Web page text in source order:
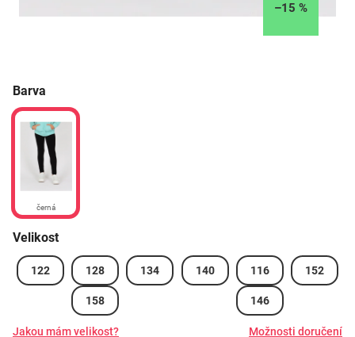
–15 %
Barva
černá
Velikost
122 128 134 140 116 152
158 146
Jakou mám velikost? Možnosti doručení